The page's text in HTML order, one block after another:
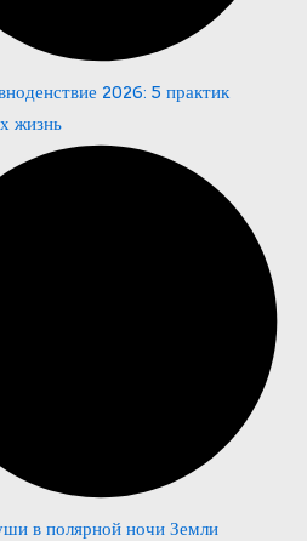
2026: 5 практик
жизнь
в полярной ночи Земли